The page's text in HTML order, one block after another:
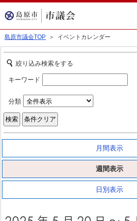
島原市議会TOP ＞ イベントカレンダー
絞り込み検索をする
キーワード
分類
月間表示
週間表示
日別表示